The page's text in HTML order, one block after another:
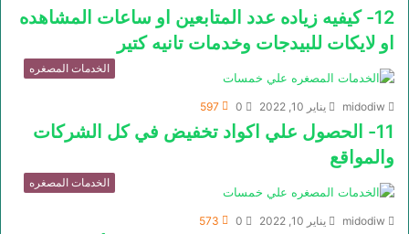
12- كيفيه زياده عدد المتابعين او ساعات المشاهده
او لايكات للبيدجات وخدمات تانيه كتير
الخدمات المصغره
midodiw يناير 10, 2022 0
597
11- الحصول علي اكواد تخفيض في كل الشركات
والمواقع
الخدمات المصغره
midodiw يناير 10, 2022 0
573